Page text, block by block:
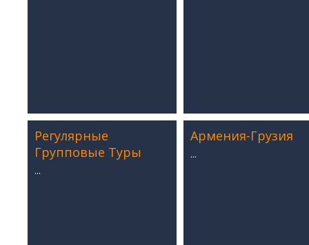
Регулярные
Групповые Туры
...
Армения-Грузия
...